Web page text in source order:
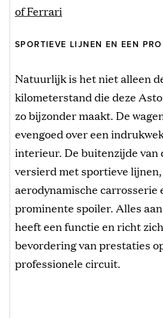
of Ferrari
SPORTIEVE LIJNEN EN EEN
Natuurlijk is het niet alleen
kilometerstand die deze
zo bijzonder maakt. De
evengoed over een
interieur. De buitenzijde van
versierd met sportieve lijnen,
aerodynamische carrosserie
prominente spoiler. Alles
heeft een functie en richt
bevordering van prestaties
professionele circuit.